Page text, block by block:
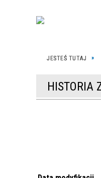
JESTEŚ TUTAJ
HISTORIA